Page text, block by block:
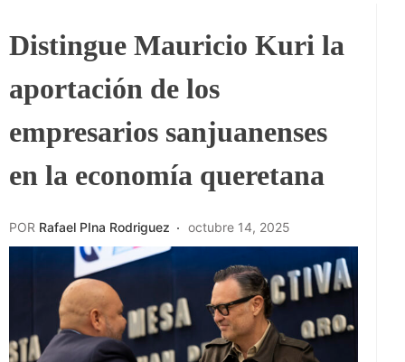
Distingue Mauricio Kuri la
aportación de los
empresarios sanjuanenses
en la economía queretana
POR Rafael PIna Rodriguez octubre 14, 2025